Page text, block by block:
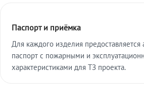
Паспорт и приёмка
Для каждого изделия предоставляется
паспорт с пожарными и
характеристиками для ТЗ проекта.